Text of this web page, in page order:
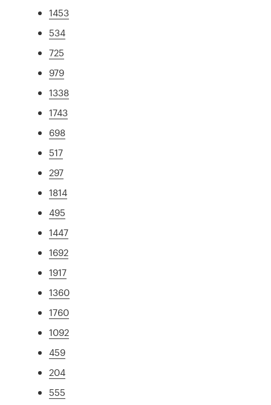
1453
534
725
979
1338
1743
698
517
297
1814
495
1447
1692
1917
1360
1760
1092
459
204
555